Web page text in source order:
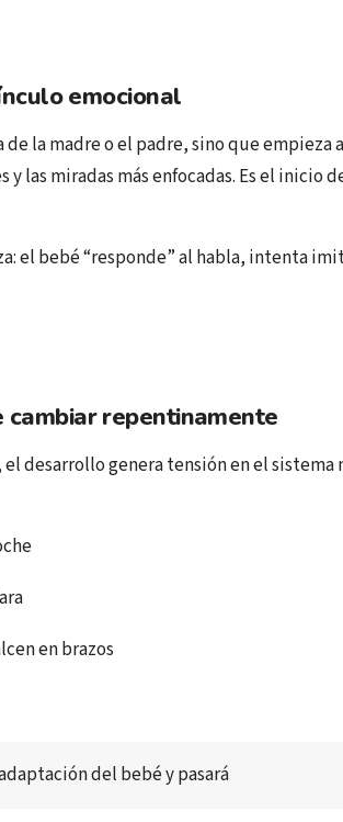
emocional
de la madre o el padre, sino que empieza
y las miradas más enfocadas. Es el inicio
el bebé “responde” al habla, intenta
repentinamente
desarrollo genera tensión en el sistema
en brazos
del bebé y pasará